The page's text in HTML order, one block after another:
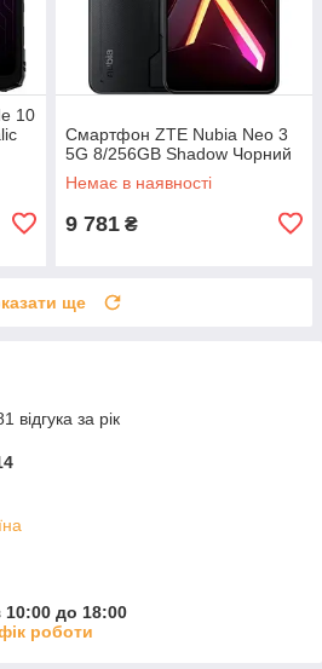
10
Смартфон ZTE Nubia Neo 3
5G 8/256GB Shadow Чорний
Немає в наявності
9 781 ₴
ще
відгука за рік
10:00 до 18:00
роботи